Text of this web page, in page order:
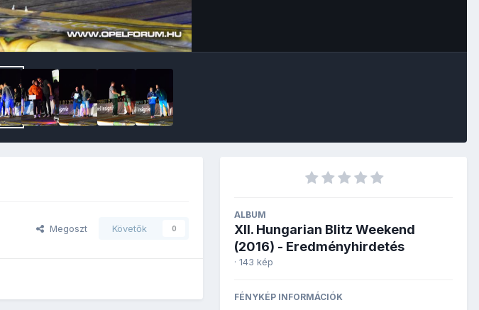
Megoszt Követők 0
ALBUM
XII. Hungarian Blitz Weekend
(2016) - Eredményhirdetés
· 143 kép
FÉNYKÉP INFORMÁCIÓK